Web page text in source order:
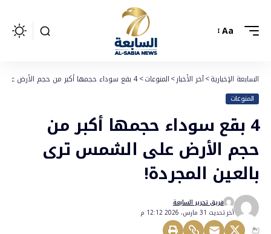
Aa
السابعة الإخبارية>آخر الأخبار>المنوعات>4 بقع سوداء حجمها أكبر من حجم الأرض على الشمس ترى بالعين المجردة!
المنوعات
4 بقع سوداء حجمها أكبر من
حجم الأرض على الشمس ترى
بالعين المجردة!
أخر تحديث 31 مارس، 2026 12:12 م
فريق تحرير السابعة